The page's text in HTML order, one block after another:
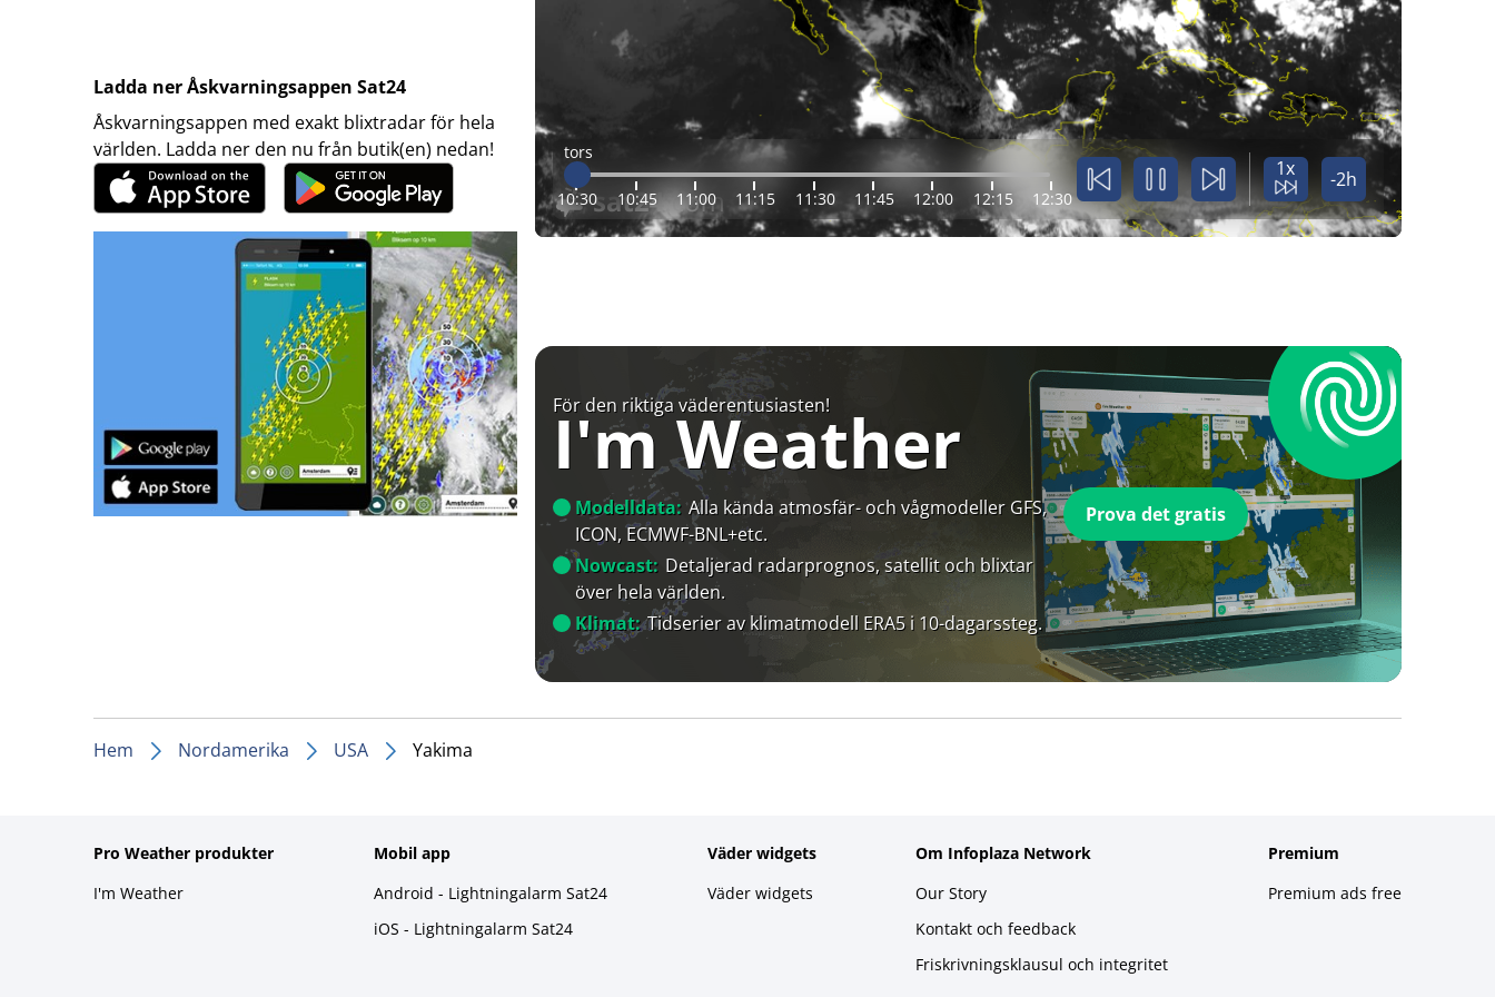
Ladda ner Åskvarningsappen Sat24
Åskvarningsappen med exakt blixtradar för hela
världen. Ladda ner den nu från butik(en) nedan!
tors
10:30 10:45 11:00 11:15 11:30 11:45 12:00 12:15 12:30
1x -2h
För den riktiga väderentusiasten!
I'm Weather
Modelldata: Alla kända atmosfär- och vågmodeller GFS,
ICON, ECMWF-BNL+etc.
Nowcast: Detaljerad radarprognos, satellit och blixtar
över hela världen.
Klimat: Tidserier av klimatmodell ERA5 i 10-dagarssteg.
Prova det gratis
Hem Nordamerika USA Yakima
Pro Weather produkter
I'm Weather
Mobil app
Android - Lightningalarm Sat24
iOS - Lightningalarm Sat24
Väder widgets
Väder widgets
Om Infoplaza Network
Our Story
Kontakt och feedback
Friskrivningsklausul och integritet
Premium
Premium ads free